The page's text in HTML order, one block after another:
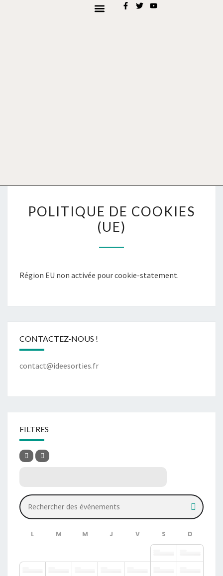
POLITIQUE DE COOKIES
(UE)
Région EU non activée pour cookie-statement.
CONTACTEZ-NOUS !
contact@ideesorties.fr
FILTRES
Rechercher des événements